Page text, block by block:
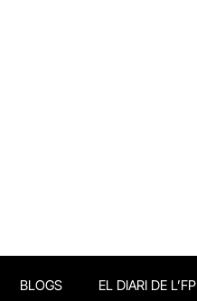
BLOGS EL DIARI DE L’FP